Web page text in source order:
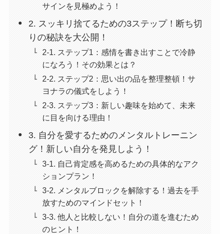
サインを見極めよう！
2. スッキリ捨てるための3ステップ！断ち切
りの秘訣を大公開！
2-1. ステップ1：感情を書き出すことで冷静
になろう！その効果とは？
2-2. ステップ2：思い出の品を整理整頓！サ
ヨナラの儀式をしよう！
2-3. ステップ3：新しい趣味を始めて、未来
に目を向ける理由！
3. 自分を愛するためのメンタルトレーニン
グ！新しい自分を発見しよう！
3-1. 自己肯定感を高めるための具体的なアク
ションプラン！
3-2. メンタルブロックを解除する！過去を手
放すためのマインドセット！
3-3. 他人と比較しない！自分の道を進むため
のヒント！